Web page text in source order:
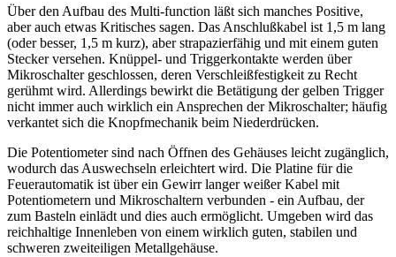
Über den Aufbau des Multi-function läßt sich manches Positive,
aber auch etwas Kritisches sagen. Das Anschlußkabel ist 1,5 m lang
(oder besser, 1,5 m kurz), aber strapazierfähig und mit einem guten
Stecker versehen. Knüppel- und Triggerkontakte werden über
Mikroschalter geschlossen, deren Verschleißfestigkeit zu Recht
gerühmt wird. Allerdings bewirkt die Betätigung der gelben Trigger
nicht immer auch wirklich ein Ansprechen der Mikroschalter; häufig
verkantet sich die Knopfmechanik beim Niederdrücken.
Die Potentiometer sind nach Öffnen des Gehäuses leicht zugänglich,
wodurch das Auswechseln erleichtert wird. Die Platine für die
Feuerautomatik ist über ein Gewirr langer weißer Kabel mit
Potentiometern und Mikroschaltern verbunden - ein Aufbau, der
zum Basteln einlädt und dies auch ermöglicht. Umgeben wird das
reichhaltige Innenleben von einem wirklich guten, stabilen und
schweren zweiteiligen Metallgehäuse.